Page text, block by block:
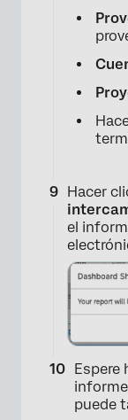
Hacer
el
Espere
puede